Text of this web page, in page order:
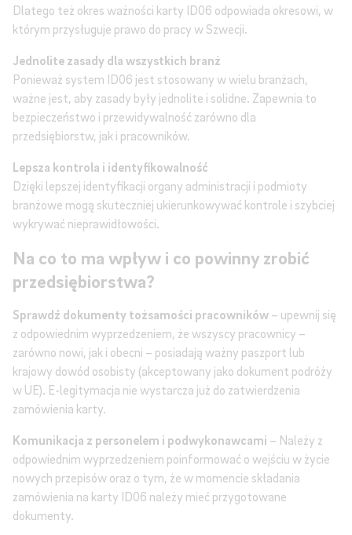
Dlatego też okres ważności karty ID06 odpowiada okresowi, w
którym przysługuje prawo do pracy w Szwecji.
Jednolite zasady dla wszystkich branż
Ponieważ system ID06 jest stosowany w wielu branżach,
ważne jest, aby zasady były jednolite i solidne. Zapewnia to
bezpieczeństwo i przewidywalność zarówno dla
przedsiębiorstw, jak i pracowników.
Lepsza kontrola i identyfikowalność
Dzięki lepszej identyfikacji organy administracji i podmioty
branżowe mogą skuteczniej ukierunkowywać kontrole i szybciej
wykrywać nieprawidłowości.
Na co to ma wpływ i co powinny zrobić
przedsiębiorstwa?
Sprawdź dokumenty tożsamości pracowników – upewnij się
z odpowiednim wyprzedzeniem, że wszyscy pracownicy –
zarówno nowi, jak i obecni – posiadają ważny paszport lub
krajowy dowód osobisty (akceptowany jako dokument podróży
w UE). E-legitymacja nie wystarcza już do zatwierdzenia
zamówienia karty.
Komunikacja z personelem i podwykonawcami – Należy z
odpowiednim wyprzedzeniem poinformować o wejściu w życie
nowych przepisów oraz o tym, że w momencie składania
zamówienia na karty ID06 należy mieć przygotowane
dokumenty.